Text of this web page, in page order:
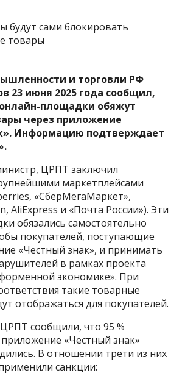
и торговли РФ
23 июня 2025 года сообщил,
площадки обяжут
через приложение
Информацию подтверждает
ЦРПТ заключил
маркетплейсами
«СберМегаМаркет»,
AliExpress и «Почта России»). Эти
обязались самостоятельно
покупателей, поступающие
«Честный знак», и принимать
в рамках проекта
экономике». При
такие товарные
отображаться для покупателей.
сообщили, что 95 %
«Честный знак»
В отношении трети из них
санкции: